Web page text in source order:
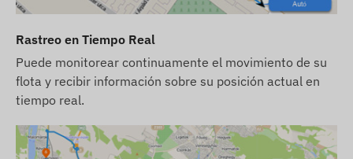
preocuparse por ello.
En caso de suscripción al software, si desea
utilizar el servicio de alertas por SMS además de
las notificaciones por correo electrónico, compre
también una tarjeta de crédito para SMS, que
encontrará en nuestra tienda en línea, entre los
productos relacionados con el dispositivo.
Rastreo en Tiempo Real
Puede monitorear continuamente el movimiento de su
flota y recibir información sobre su posición actual en
tiempo real.